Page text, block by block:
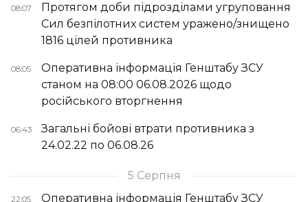
08:07
Протягом доби підрозділами угруповання
Сил безпілотних систем уражено/знищено
1816 цілей противника
08:05
Оперативна інформація Генштабу ЗСУ
станом на 08:00 06.08.2026 щодо
російського вторгнення
06:43
Загальні бойові втрати противника з
24.02.22 по 06.08.26
5 Серпня
22:05
Оперативна інформація Генштабу ЗСУ